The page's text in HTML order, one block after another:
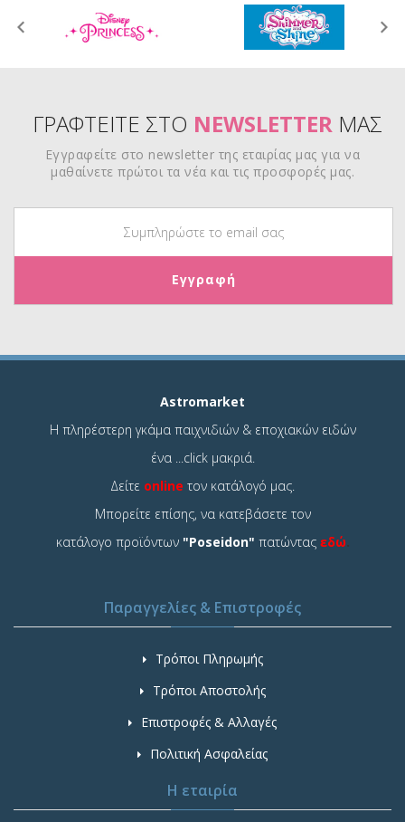
ΓΡΑΦΤΕΙΤΕ ΣΤΟ NEWSLETTERΜΑΣ
Εγγραφείτε στο newsletter της εταιρίας μας για να
μαθαίνετε πρώτοι τα νέα και τις προσφορές μας.
Astromarket
Η πληρέστερη γκάμα παιχνιδιών & εποχιακών ειδών
ένα ...click μακριά.
Δείτε online τον κατάλογό μας.
Μπορείτε επίσης, να κατεβάσετε τον
κατάλογο προϊόντων "Poseidon" πατώντας εδώ.
Παραγγελίες & Επιστροφές
Τρόποι Πληρωμής
Τρόποι Αποστολής
Επιστροφές & Αλλαγές
Πολιτική Ασφαλείας
Η εταιρία